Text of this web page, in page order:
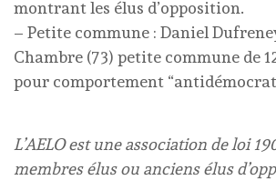
montrant les élus d’opposition.
– Petite commune : Daniel
Chambre (73) petite commune de
pour comportement
L’AELO est une association de loi
membres élus ou anciens élus